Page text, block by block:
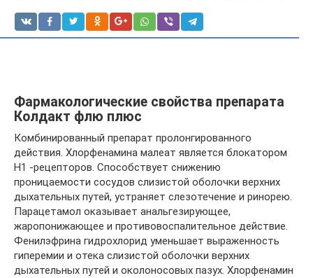
Фармакологические свойства препарата
Колдакт флю плюс
Комбинированный препарат пролонгированного
действия. Хлорфенамина малеат является блокатором
Н1 -рецепторов. Способствует снижению
проницаемости сосудов слизистой оболочки верхних
дыхательных путей, устраняет слезотечение и ринорею.
Парацетамол оказывает анальгезирующее,
жаропонижающее и противовоспалительное действие.
Фенилэфрина гидрохлорид уменьшает выраженность
гиперемии и отека слизистой оболочки верхних
дыхательных путей и околоносовых пазух. Хлорфенамин